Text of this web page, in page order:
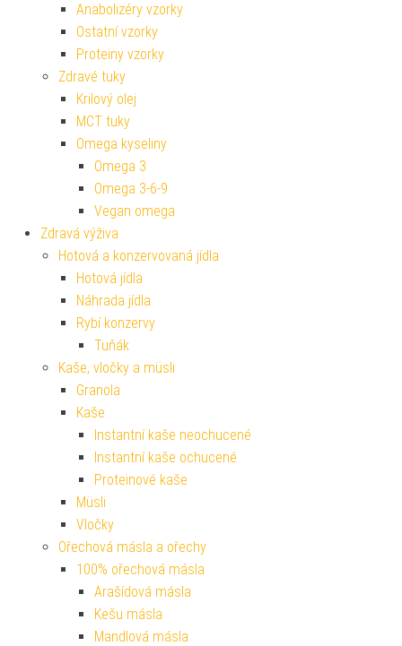
Anabolizéry vzorky
Ostatní vzorky
Proteiny vzorky
Zdravé tuky
Krilový olej
MCT tuky
Omega kyseliny
Omega 3
Omega 3-6-9
Vegan omega
Zdravá výživa
Hotová a konzervovaná jídla
Hotová jídla
Náhrada jídla
Rybí konzervy
Tuňák
Kaše, vločky a müsli
Granola
Kaše
Instantní kaše neochucené
Instantní kaše ochucené
Proteinové kaše
Müsli
Vločky
Ořechová másla a ořechy
100% ořechová másla
Arašídová másla
Kešu másla
Mandlová másla